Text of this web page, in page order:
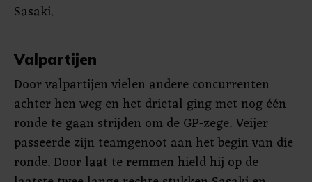
Sasaki.
Valpartijen
Door valpartijen vielen andere concurrenten
achter hen weg en het drietal ging met nog één
ronde te gaan strijden om de GP-zege. Veijer
passeerde zijn teamgenoot aan het begin van die
ronde. Door laat te remmen hield hij op de